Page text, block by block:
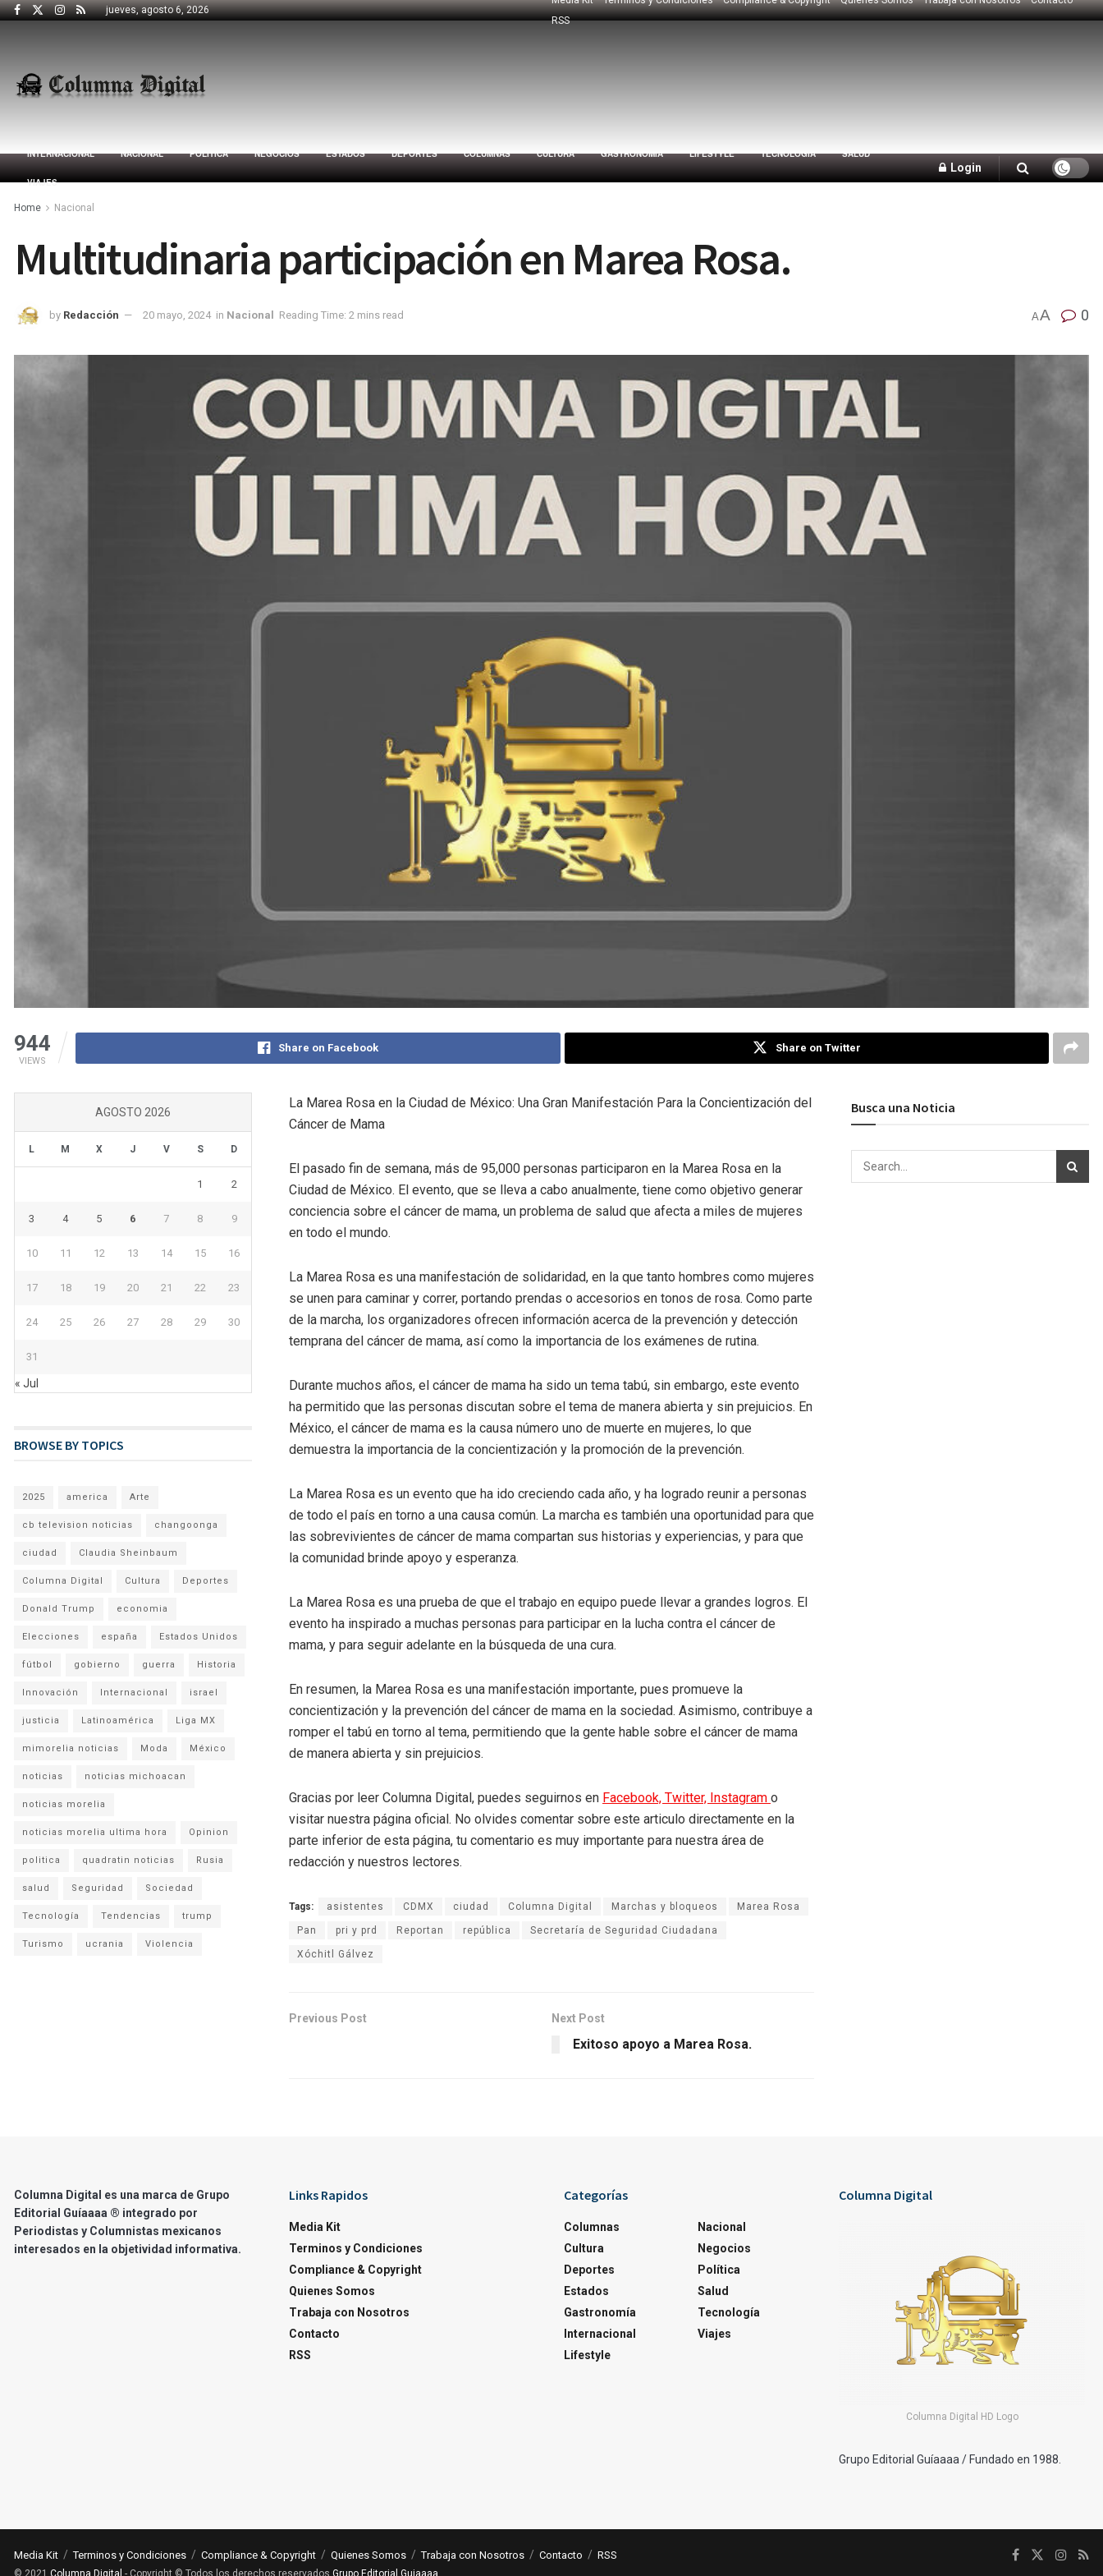
jueves, agosto 6, 2026
RSS
INTERNACIONAL NACIONAL POLÍTICA NEGOCIOS ESTADOS DEPORTES COLUMNAS CULTURA GASTRONOMÍA LIFESTYLE TECNOLOGÍA SALUD
VIAJES
Login
Home Nacional
Multitudinaria participación en Marea Rosa.
by Redacción 20 mayo, 2024 in Nacional Reading Time: 2 mins read AA 0
944
VIEWS
Share on Facebook Share on Twitter
La Marea Rosa en la Ciudad de México: Una Gran Manifestación Para la Concientización del
Cáncer de Mama
El pasado fin de semana, más de 95,000 personas participaron en la Marea Rosa en la
Ciudad de México. El evento, que se lleva a cabo anualmente, tiene como objetivo generar
conciencia sobre el cáncer de mama, un problema de salud que afecta a miles de mujeres
en todo el mundo.
La Marea Rosa es una manifestación de solidaridad, en la que tanto hombres como mujeres
se unen para caminar y correr, portando prendas o accesorios en tonos de rosa. Como parte
de la marcha, los organizadores ofrecen información acerca de la prevención y detección
temprana del cáncer de mama, así como la importancia de los exámenes de rutina.
Durante muchos años, el cáncer de mama ha sido un tema tabú, sin embargo, este evento
ha permitido que las personas discutan sobre el tema de manera abierta y sin prejuicios. En
México, el cáncer de mama es la causa número uno de muerte en mujeres, lo que
demuestra la importancia de la concientización y la promoción de la prevención.
La Marea Rosa es un evento que ha ido creciendo cada año, y ha logrado reunir a personas
de todo el país en torno a una causa común. La marcha es también una oportunidad para que
las sobrevivientes de cáncer de mama compartan sus historias y experiencias, y para que
la comunidad brinde apoyo y esperanza.
La Marea Rosa es una prueba de que el trabajo en equipo puede llevar a grandes logros. El
evento ha inspirado a muchas personas para participar en la lucha contra el cáncer de
mama, y para seguir adelante en la búsqueda de una cura.
En resumen, la Marea Rosa es una manifestación importante, pues promueve la
concientización y la prevención del cáncer de mama en la sociedad. Asimismo, contribuye a
romper el tabú en torno al tema, permitiendo que la gente hable sobre el cáncer de mama
de manera abierta y sin prejuicios.
Gracias por leer Columna Digital, puedes seguirnos en Facebook, Twitter, Instagram o
visitar nuestra página oficial. No olvides comentar sobre este articulo directamente en la
parte inferior de esta página, tu comentario es muy importante para nuestra área de
redacción y nuestros lectores.
Tags: asistentes CDMX ciudad Columna Digital Marchas y bloqueos Marea Rosa
Pan pri y prd Reportan república Secretaría de Seguridad Ciudadana
Xóchitl Gálvez
Previous Post Next Post
Exitoso apoyo a Marea Rosa.
AGOSTO 2026
L M X J V S D
1 2
3 4 5 6 7 8 9
10 11 12 13 14 15 16
17 18 19 20 21 22 23
24 25 26 27 28 29 30
31
« Jul
BROWSE BY TOPICS
2025 america Arte
cb television noticias changoonga
ciudad Claudia Sheinbaum
Columna Digital Cultura Deportes
Donald Trump economia
Elecciones españa Estados Unidos
fútbol gobierno guerra Historia
Innovación Internacional israel
justicia Latinoamérica Liga MX
mimorelia noticias Moda México
noticias noticias michoacan
noticias morelia
noticias morelia ultima hora Opinion
politica quadratin noticias Rusia
salud Seguridad Sociedad
Tecnología Tendencias trump
Turismo ucrania Violencia
Busca una Noticia
Columna Digital es una marca de Grupo
Editorial Guíaaaa ® integrado por
Periodistas y Columnistas mexicanos
interesados en la objetividad informativa.
Links Rapidos
Media Kit
Terminos y Condiciones
Compliance & Copyright
Quienes Somos
Trabaja con Nosotros
Contacto
RSS
Categorías
Columnas
Cultura
Deportes
Estados
Gastronomía
Internacional
Lifestyle
Nacional
Negocios
Política
Salud
Tecnología
Viajes
Columna Digital
Columna Digital HD Logo
Grupo Editorial Guíaaaa / Fundado en 1988.
Media Kit Terminos y Condiciones Compliance & Copyright Quienes Somos Trabaja con Nosotros Contacto RSS
© 2021 Columna Digital - Copyright © Todos los derechos reservados Grupo Editorial Guiaaaa